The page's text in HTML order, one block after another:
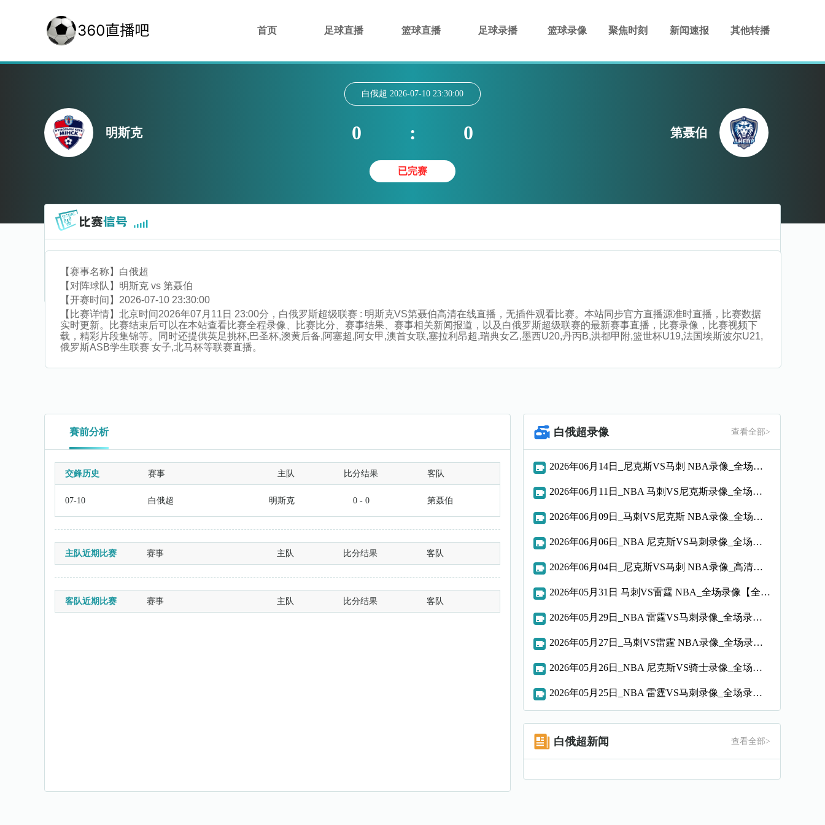
首页 足球直播 篮球直播 足球录播 篮球录像 聚焦时刻 新闻速报 其他转播
明斯克
白俄超 2026-07-10 23:30:00
0 : 0
已完赛
第聂伯
【赛事名称】 白俄超
【对阵球队】 明斯克 vs 第聂伯
【开赛时间】 2026-07-10 23:30:00
【比赛详情】 北京时间2026年07月11日 23:00分，白俄罗斯超级联赛 : 明斯克VS第聂伯高清在线直播，无插件观看比赛。本站同步官方直播源准时直播，比赛数据
实时更新。比赛结束后可以在本站查看比赛全程录像、比赛比分、赛事结果、赛事相关新闻报道，以及白俄罗斯超级联赛的最新赛事直播，比赛录像，比赛视频下
载，精彩片段集锦等。同时还提供英足挑杯,巴圣杯,澳黄后备,阿塞超,阿女甲,澳首女联,塞拉利昂超,瑞典女乙,墨西U20,丹丙B,洪都甲附,篮世杯U19,法国埃斯波尔U21,
俄罗斯ASB学生联赛 女子,北马杯等联赛直播。
賽前分析
交鋒历史 赛事 主队 比分结果 客队
07-10 白俄超 明斯克 0 - 0 第聂伯
主队近期比赛 赛事 主队 比分结果 客队
客队近期比赛 赛事 主队 比分结果 客队
白俄超录像 查看全部>
2026年06月14日_尼克斯VS马刺 NBA录像_全场录像【视频集锦】
2026年06月11日_NBA 马刺VS尼克斯录像_全场录像【高清回放】
2026年06月09日_马刺VS尼克斯 NBA录像_全场录像【高清回放】
2026年06月06日_NBA 尼克斯VS马刺录像_全场录像【高清回放】
2026年06月04日_尼克斯VS马刺 NBA录像_高清录像【全场回放】
2026年05月31日 马刺VS雷霆 NBA_全场录像【全场回放】
2026年05月29日_NBA 雷霆VS马刺录像_全场录像【视频集锦】
2026年05月27日_马刺VS雷霆 NBA录像_全场录像【视频集锦】
2026年05月26日_NBA 尼克斯VS骑士录像_全场录像【全场回放】
2026年05月25日_NBA 雷霆VS马刺录像_全场录像【全场回放】
白俄超新闻 查看全部>